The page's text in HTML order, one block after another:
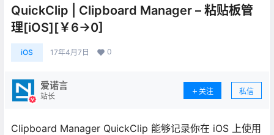
QuickClip | Clipboard Manager – 粘贴板管
理[iOS][￥6→0]
iOS 17年4月7日 0
爱诺言
站长
关注 私信
Clipboard Manager QuickClip 能够记录你在 iOS 上使用